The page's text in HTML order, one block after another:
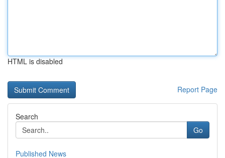
HTML is disabled
Report Page
Search
Go
Published News